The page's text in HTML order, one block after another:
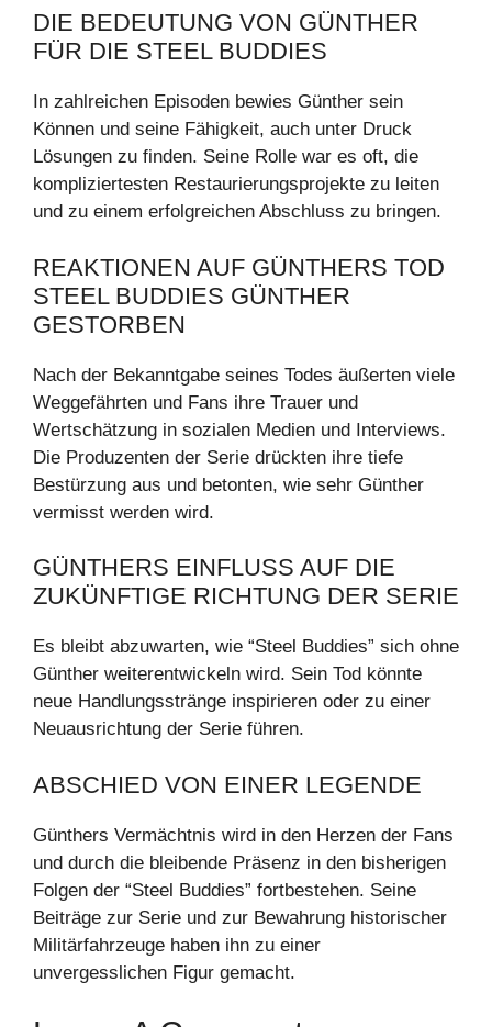
DIE BEDEUTUNG VON GÜNTHER
FÜR DIE STEEL BUDDIES
In zahlreichen Episoden bewies Günther sein
Können und seine Fähigkeit, auch unter Druck
Lösungen zu finden. Seine Rolle war es oft, die
kompliziertesten Restaurierungsprojekte zu leiten
und zu einem erfolgreichen Abschluss zu bringen.
REAKTIONEN AUF GÜNTHERS TOD
STEEL BUDDIES GÜNTHER
GESTORBEN
Nach der Bekanntgabe seines Todes äußerten viele
Weggefährten und Fans ihre Trauer und
Wertschätzung in sozialen Medien und Interviews.
Die Produzenten der Serie drückten ihre tiefe
Bestürzung aus und betonten, wie sehr Günther
vermisst werden wird.
GÜNTHERS EINFLUSS AUF DIE
ZUKÜNFTIGE RICHTUNG DER SERIE
Es bleibt abzuwarten, wie “Steel Buddies” sich ohne
Günther weiterentwickeln wird. Sein Tod könnte
neue Handlungsstränge inspirieren oder zu einer
Neuausrichtung der Serie führen.
ABSCHIED VON EINER LEGENDE
Günthers Vermächtnis wird in den Herzen der Fans
und durch die bleibende Präsenz in den bisherigen
Folgen der “Steel Buddies” fortbestehen. Seine
Beiträge zur Serie und zur Bewahrung historischer
Militärfahrzeuge haben ihn zu einer
unvergesslichen Figur gemacht.